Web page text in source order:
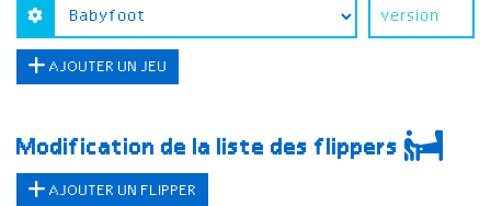
AJOUTER UN JEU
Modification de la liste des flippers
AJOUTER UN FLIPPER